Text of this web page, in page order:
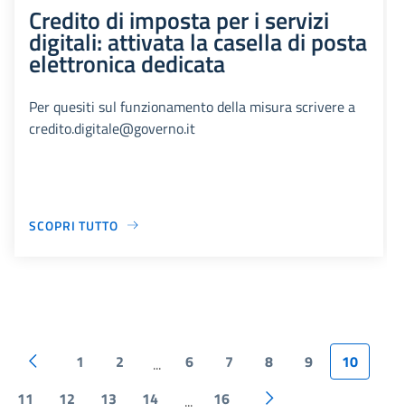
Credito di imposta per i servizi
digitali: attivata la casella di posta
elettronica dedicata
Per quesiti sul funzionamento della misura scrivere a
credito.digitale@governo.it
SCOPRI TUTTO
1 2 ... 6 7 8 9
10
11
12 13 14 ... 16